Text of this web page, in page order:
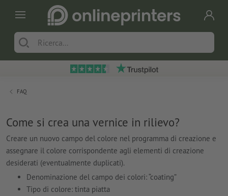
FAQ
Come si crea una vernice in rilievo?
Creare un nuovo campo del colore nel programma di creazione e
assegnare il colore corrispondente agli elementi di creazione
desiderati (eventualmente duplicati).
Denominazione del campo dei colori: “coating”
Tipo di colore: tinta piatta